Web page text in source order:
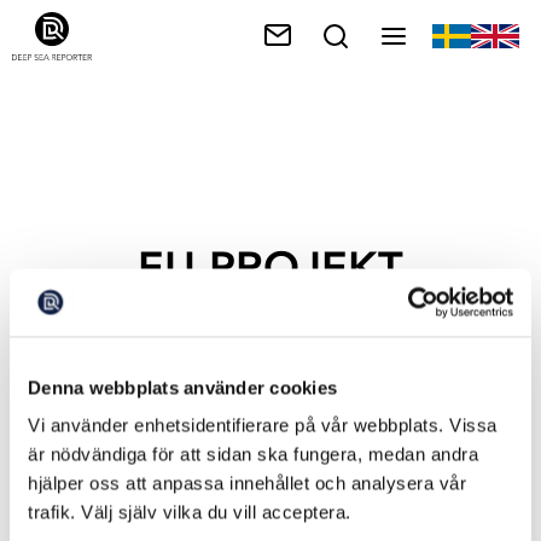
Denna webbplats använder cookies
Vi använder enhetsidentifierare på vår webbplats. Vissa
är nödvändiga för att sidan ska fungera, medan andra
hjälper oss att anpassa innehållet och analysera vår
trafik. Välj själv vilka du vill acceptera.
EU-PROJEKT